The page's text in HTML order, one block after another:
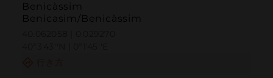
Benicàssim
Benicasim/Benicàssim